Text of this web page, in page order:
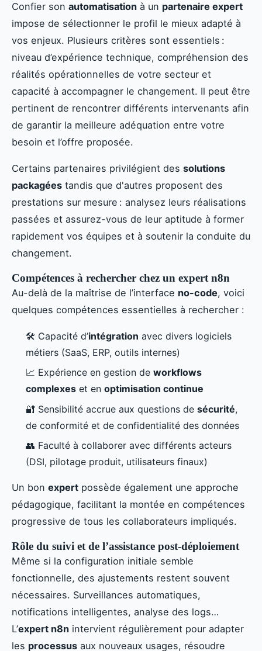
Confier son automatisation à un partenaire expert
impose de sélectionner le profil le mieux adapté à
vos enjeux. Plusieurs critères sont essentiels :
niveau d’expérience technique, compréhension des
réalités opérationnelles de votre secteur et
capacité à accompagner le changement. Il peut être
pertinent de rencontrer différents intervenants afin
de garantir la meilleure adéquation entre votre
besoin et l’offre proposée.
Certains partenaires privilégient des solutions
packagées tandis que d'autres proposent des
prestations sur mesure : analysez leurs réalisations
passées et assurez-vous de leur aptitude à former
rapidement vos équipes et à soutenir la conduite du
changement.
Compétences à rechercher chez un expert n8n
Au-delà de la maîtrise de l’interface no-code, voici
quelques compétences essentielles à rechercher :
🛠️ Capacité d’intégration avec divers logiciels
métiers (SaaS, ERP, outils internes)
📈 Expérience en gestion de workflows
complexes et en optimisation continue
🔐 Sensibilité accrue aux questions de sécurité,
de conformité et de confidentialité des données
👥 Faculté à collaborer avec différents acteurs
(DSI, pilotage produit, utilisateurs finaux)
Un bon expert possède également une approche
pédagogique, facilitant la montée en compétences
progressive de tous les collaborateurs impliqués.
Rôle du suivi et de l’assistance post-déploiement
Même si la configuration initiale semble
fonctionnelle, des ajustements restent souvent
nécessaires. Surveillances automatiques,
notifications intelligentes, analyse des logs…
L’expert n8n intervient régulièrement pour adapter
les processus aux nouveaux usages, résoudre